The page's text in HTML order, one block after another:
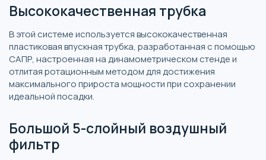
Высококачественная трубка
В этой системе используется высококачественная
пластиковая впускная трубка, разработанная с помощью
САПР, настроенная на динамометрическом стенде и
отлитая ротационным методом для достижения
максимального прироста мощности при сохранении
идеальной посадки.
Большой 5-слойный воздушный
фильтр